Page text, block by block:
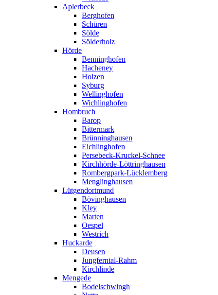
Aplerbeck
Berghofen
Schüren
Sölde
Sölderholz
Hörde
Benninghofen
Hacheney
Holzen
Syburg
Wellinghofen
Wichlinghofen
Hombruch
Barop
Bittermark
Brünninghausen
Eichlinghofen
Persebeck-Kruckel-Schnee
Kirchhörde-Löttringhausen
Rombergpark-Lücklemberg
Menglinghausen
Lütgendortmund
Bövinghausen
Kley
Marten
Oespel
Westrich
Huckarde
Deusen
Jungferntal-Rahm
Kirchlinde
Mengede
Bodelschwingh